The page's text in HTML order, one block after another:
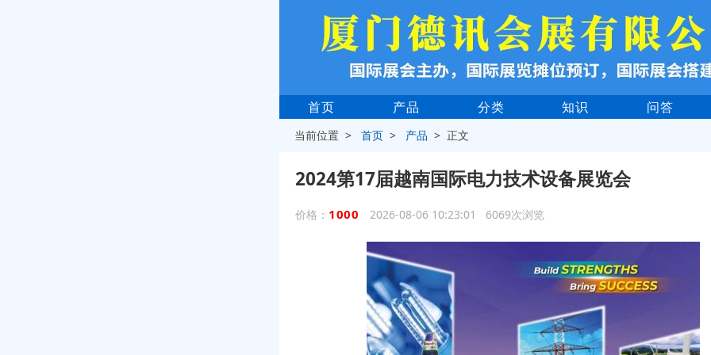
首页 产品 分类 知识 问答
当前位置 >首页 > 产品 > 正文
2024第17届越南国际电力技术设备展览会
价格： 1000 2026-08-06 10:23:01 6069次浏览